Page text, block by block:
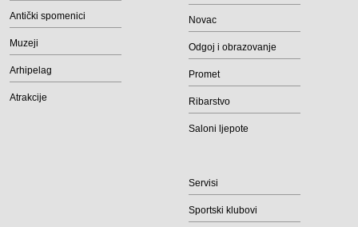
Antički spomenici
Muzeji
Arhipelag
Atrakcije
Novac
Odgoj i obrazovanje
Promet
Ribarstvo
Saloni ljepote
Servisi
Sportski klubovi